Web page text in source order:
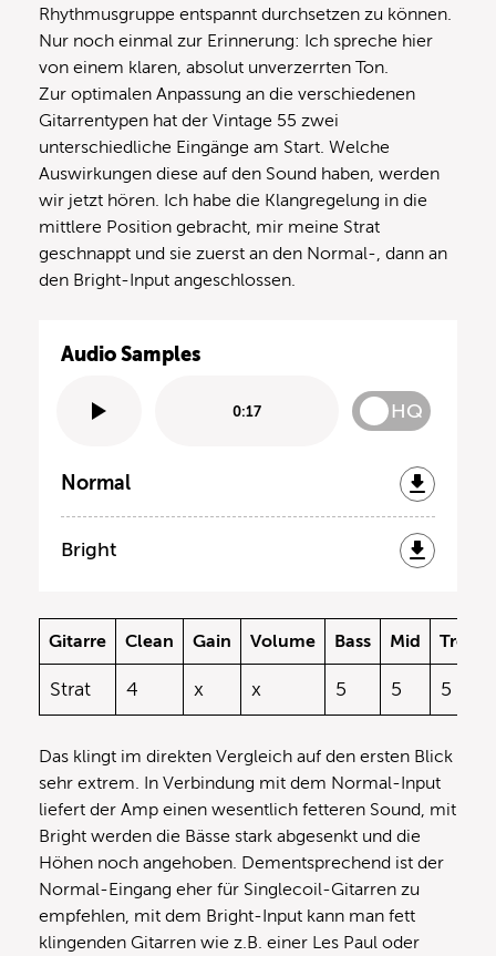
Rhythmusgruppe entspannt durchsetzen zu können.
Nur noch einmal zur Erinnerung: Ich spreche hier
von einem klaren, absolut unverzerrten Ton.
Zur optimalen Anpassung an die verschiedenen
Gitarrentypen hat der Vintage 55 zwei
unterschiedliche Eingänge am Start. Welche
Auswirkungen diese auf den Sound haben, werden
wir jetzt hören. Ich habe die Klangregelung in die
mittlere Position gebracht, mir meine Strat
geschnappt und sie zuerst an den Normal-, dann an
den Bright-Input angeschlossen.
Audio Samples
0:17 HQ
Normal
Bright
Gitarre Clean Gain Volume Bass Mid Treble
Strat 4 x x 5 5 5
Das klingt im direkten Vergleich auf den ersten Blick
sehr extrem. In Verbindung mit dem Normal-Input
liefert der Amp einen wesentlich fetteren Sound, mit
Bright werden die Bässe stark abgesenkt und die
Höhen noch angehoben. Dementsprechend ist der
Normal-Eingang eher für Singlecoil-Gitarren zu
empfehlen, mit dem Bright-Input kann man fett
klingenden Gitarren wie z.B. einer Les Paul oder